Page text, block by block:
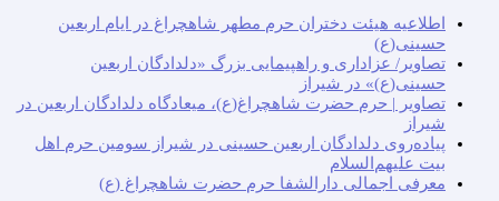
اطلاعیه هیئت دختران حرم مطهر شاهچراغ در ایام اربعین
حسینی(ع)
تصاویر/ عزاداری و راهپیمایی بزرگ «دلدادگان اربعین
حسینی(ع)» در شیراز
تصاویر | حرم حضرت شاهچراغ(ع)، میعادگاه دلدادگان اربعین در
شیراز
پیاده‌روی دلدادگان اربعین حسینی در شیراز سومین حرم اهل
بیت علیهم‌السلام
معرفی اجمالی دارالشفا حرم حضرت شاهچراغ (ع)